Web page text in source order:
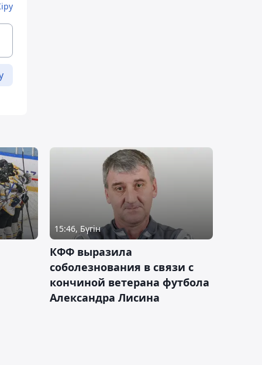
15:46, Бүгін
КФФ выразила
соболезнования в связи с
кончиной ветерана футбола
Александра Лисина